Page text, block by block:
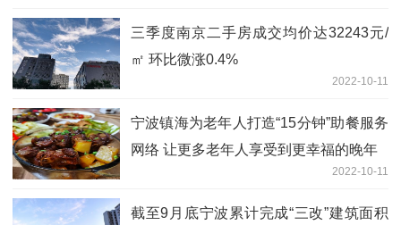
三季度南京二手房成交均价达32243元/
㎡ 环比微涨0.4%
2022-10-11
宁波镇海为老年人打造“15分钟”助餐服务
网络 让更多老年人享受到更幸福的晚年
2022-10-11
截至9月底宁波累计完成“三改”建筑面积